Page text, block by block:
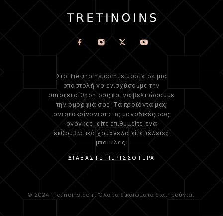
Στο Tretinoins.com, είμαστε σε μια
αποστολή να ενισχύσουμε την
αυτοπεποίθησή σας και να βελτιώσουμε
την ομορφιά σας. Τα προϊόντα μας
ανταποκρίνονται στις μοναδικές σας
ανάγκες, είτε επιθυμείτε ένα
εκθαμβωτικό χαμόγελο είτε τέλειες
μπούκλες.
ΔΙΑΒΆΣΤΕ ΠΕΡΙΣΣΌΤΕΡΑ
© 2024 Tretinoins.com. Όλα τα δικαιώματα διατηρούνται.